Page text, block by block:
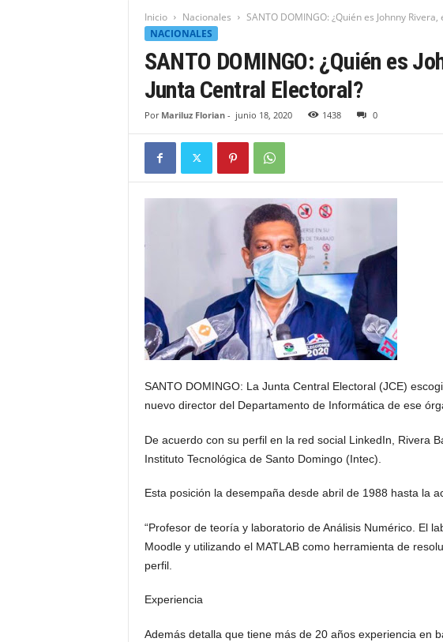
Inicio Nacionales
SANTO DOMINGO: ¿Quién es Johnny
NACIONALES
SANTO DOMINGO: ¿Quién es
Junta Central Electoral?
Por Mariluz Florian- junio 18, 2020 1438 0
SANTO DOMINGO: La Junta Central Electoral (JCE)
nuevo director del Departamento de Informática de ese
De acuerdo con su perfil en la red social LinkedIn, Rivera
Instituto Tecnológica de Santo Domingo (Intec).
Esta posición la desempaña desde abril de 1988 hasta la
“Profesor de teoría y laboratorio de Análisis Numérico. El
Moodle y utilizando el MATLAB como herramienta de
perfil.
Experiencia
Además detalla que tiene más de 20 años experiencia en